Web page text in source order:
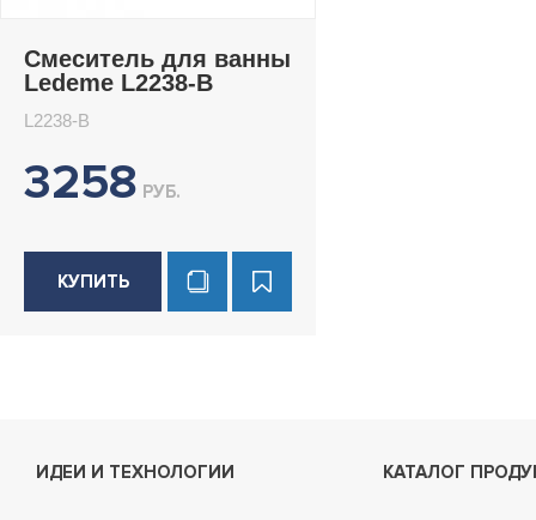
Смеситель для ванны
Ledeme L2238-B
L2238-B
3258 РУБ.
КУПИТЬ
ИДЕИ И ТЕХНОЛОГИИ КАТАЛОГ